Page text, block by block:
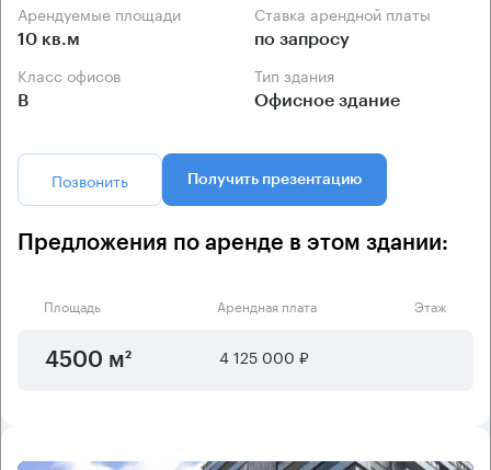
Арендуемые площади
10 кв.м
Ставка арендной платы
по запросу
Класс офисов
B
Тип здания
Офисное здание
Позвонить Получить презентацию
Предложения по аренде в этом здании:
Площадь Арендная плата Этаж
4500 м² 4 125 000 ₽